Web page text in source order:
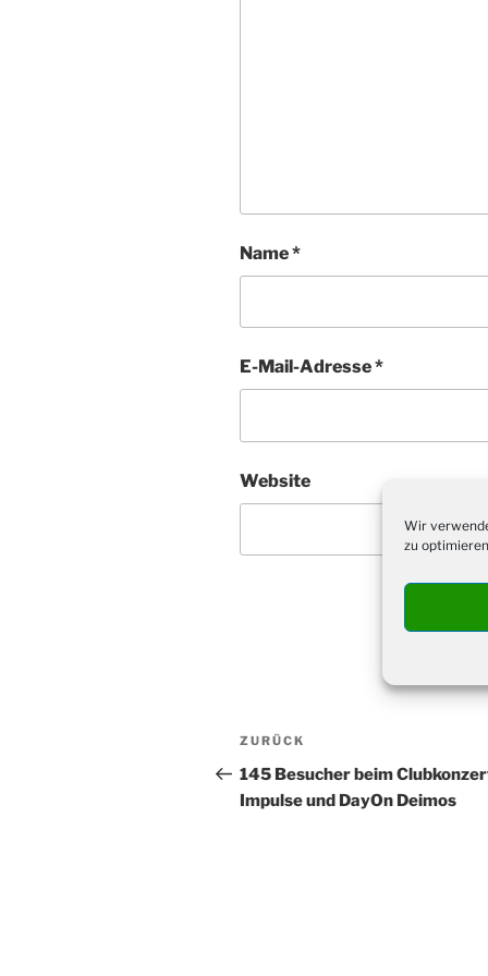
Wir
zu
Name*
E-Mail-Adresse*
Website
Beitragsnavigation
Vorheriger
Beitrag
ZURÜCK
145 Besucher beim
Impulse und DayOn Deimos